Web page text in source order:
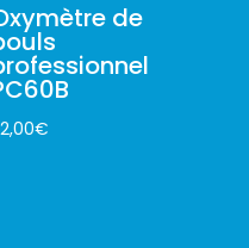
de
€